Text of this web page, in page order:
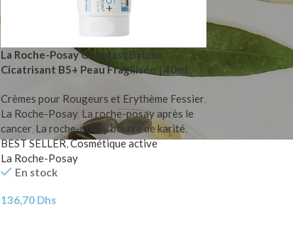
La Roche-Posay Cicaplast Baume
Cicatrisant B5+ Peau Fragilisée | 40ml
Crèmes pour Rougeurs et Erythème Fessier,
La Roche-Posay, La roche-posay après le
cancer, La roche-posay beurre de karité,
BEST SELLER,Cosmétique active
La Roche-Posay
En stock
136,70 Dhs